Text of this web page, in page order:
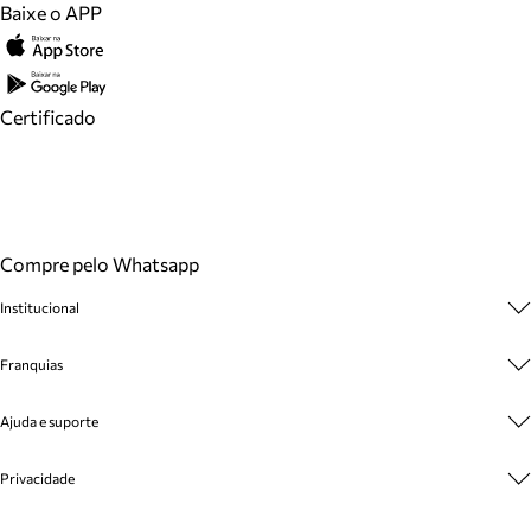
Baixe o APP
Certificado
Compre pelo Whatsapp
Institucional
Cashback
Venda Corporativa
Mapa do Site
Franquias
Plano de Negócio
Ajuda e suporte
Cadastro
Privacidade